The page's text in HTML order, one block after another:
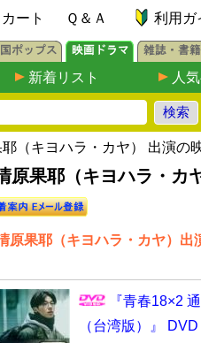
カート Ｑ＆Ａ 利用ガ
新着リスト 人
耶（キヨハラ・カヤ） 出演の
原果耶（キヨハラ・カ
原果耶（キヨハラ・カヤ）出
『青春18×2
（台湾版）』